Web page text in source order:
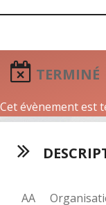
TERMINÉ
Cet évènement est
AA